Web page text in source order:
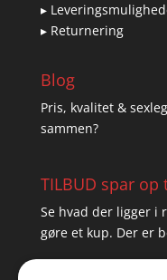
▸
▸ Returnering
Blog
Pris, kvalitet &
sammen?
TILBUD spar op
Se hvad der ligger i
gøre et kup. Der er